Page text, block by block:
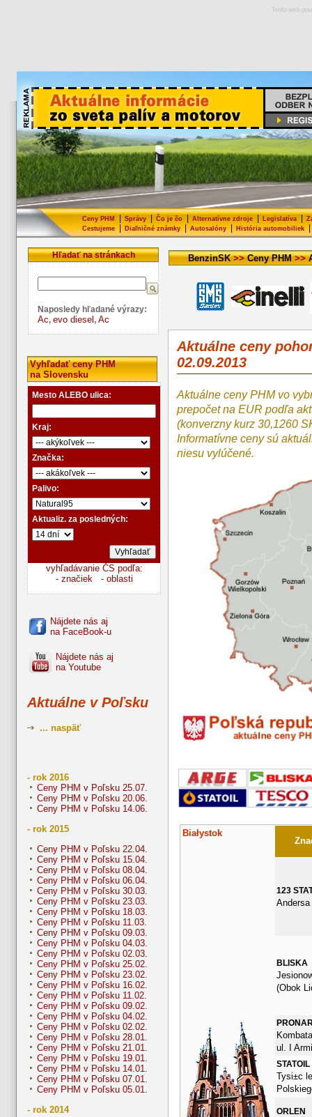
Tento web
Ceny PHM Správy Čo je čo Alternatívne zdroje Legislatíva
Cestujeme| Diaľničné známky| Autosalóny| História automobiliek|
Hľadať na stránkach
Naposledy hľadané výrazy:
Ac, evo diesel, Ac
Vyhľadať ceny PHM
na Slovensku
Mesto ALEBO ulica:
Kraj:
Značka:
Palivo:
Aktualiz. za posledných:
vyhľadávanie ČS podľa:
- značiek
- oblasti
Nájdete nás aj
na FaceBook-u
Nájdete nás aj
na Youtube
Aktuálne v Poľsku
... naspäť
- rok 2016
Ceny PHM v Poľsku 25.07.
Ceny PHM v Poľsku 20.06.
Ceny PHM v Poľsku 14.06.
- rok 2015
Ceny PHM v Poľsku 22.04.
Ceny PHM v Poľsku 15.04.
Ceny PHM v Poľsku 08.04.
Ceny PHM v Poľsku 06.04.
Ceny PHM v Poľsku 30.03.
Ceny PHM v Poľsku 23.03.
Ceny PHM v Poľsku 18.03.
Ceny PHM v Poľsku 11.03.
Ceny PHM v Poľsku 09.03.
Ceny PHM v Poľsku 04.03.
Ceny PHM v Poľsku 02.03.
Ceny PHM v Poľsku 25.02.
Ceny PHM v Poľsku 23.02.
Ceny PHM v Poľsku 16.02.
Ceny PHM v Poľsku 11.02.
Ceny PHM v Poľsku 09.02.
Ceny PHM v Poľsku 04.02.
Ceny PHM v Poľsku 02.02.
Ceny PHM v Poľsku 28.01.
Ceny PHM v Poľsku 21.01.
Ceny PHM v Poľsku 19.01.
Ceny PHM v Poľsku 14.01.
Ceny PHM v Poľsku 07.01.
Ceny PHM v Poľsku 05.01.
- rok 2014
BenzinSK>>Ceny PHM>>
Aktuálne ceny
02.09.2013
Aktuálne ceny PHM vo
prepočet na EUR podľa
(konverzny kurz 30,1260
Informatívne ceny sú
niesu vylúčené.
Białystok
123
Andersa
BLISKA
(Obok
ul. I
STATOIL
Tysi±c
ORLEN